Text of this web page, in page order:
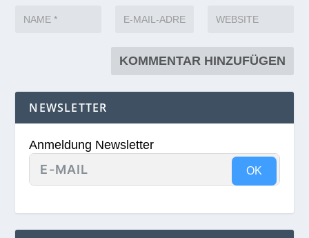
NEWSLETTER
Anmeldung Newsletter
OK